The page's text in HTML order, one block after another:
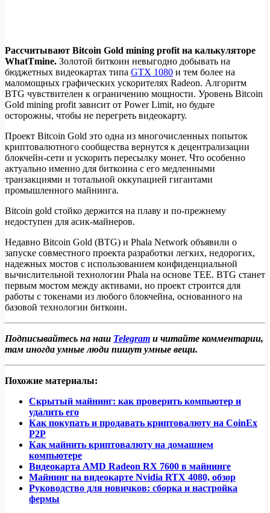
Рассчитывают Bitcoin Gold mining profit на калькуляторе
WhatTmine. Золотой биткоин невыгодно добывать на
бюджетных видеокартах типа GTX 1080 и тем более на
маломощных графических ускорителях Radeon. Алгоритм
BTG чувствителен к ограничению мощности. Уровень Bitcoin
Gold mining profit зависит от Power Limit, но будьте
осторожны, чтобы не перегреть видеокарту.
Проект Bitcoin Gold это одна из многочисленных попыток
криптовалютного сообщества вернутся к децентрализации
блокчейн-сети и ускорить пересылку монет. Что особенно
актуально именно для биткоина с его медленными
транзакциями и тотальной оккупацией гигантами
промышленного майнинга.
Bitcoin gold стойко держится на плаву и по-прежнему
недоступен для асик-майнеров.
Недавно Bitcoin Gold (BTG) и Phala Network объявили о
запуске совместного проекта разработки легких, недорогих,
надежных мостов с использованием конфиденциальной
вычислительной технологии Phala на основе TEE. BTG станет
первым мостом между активами, но проект строится для
работы с токенами из любого блокчейна, основанного на
базовой технологии биткоин.
Подписывайтесь на наш Telegram и читайте комментарии,
там иногда умные люди пишут умные вещи.
Похожие материалы:
Скрытый майнинг: как проверить компьютер и
удалить его
Как покупать и продавать криптовалюту на CoinEx
P2P
Как майнить криптовалюту на домашнем
компьютере
Видеокарта AMD Radeon RX 7600 в майнинге
Майнинг на видеокарте Nvidia RTX 4080, обзор
Руководство для новичков: сборка и настройка
фермы